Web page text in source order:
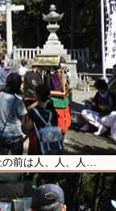
の前は人、人、人…